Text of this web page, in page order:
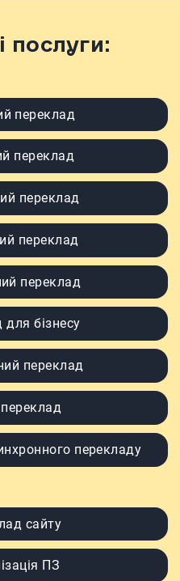
послуги:
переклад
переклад
переклад
переклад
переклад
для бізнесу
переклад
перекладу
сайту
ПЗ